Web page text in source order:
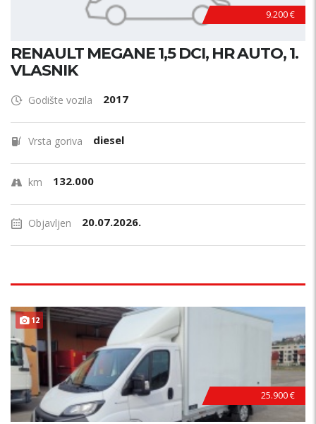
9.200 €
RENAULT MEGANE 1,5 DCI, HR AUTO, 1.
VLASNIK
Godište vozila 2017
Vrsta goriva diesel
km 132.000
Objavljen 20.07.2026.
12
25.900 €